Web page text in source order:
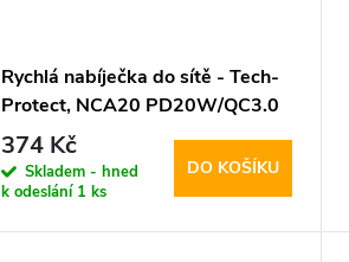
Rychlá nabíječka do sítě - Tech-
Protect, NCA20 PD20W/QC3.0
+ Lightning kabel
374 Kč
Skladem - hned
k odeslání 1 ks
DO KOŠÍKU